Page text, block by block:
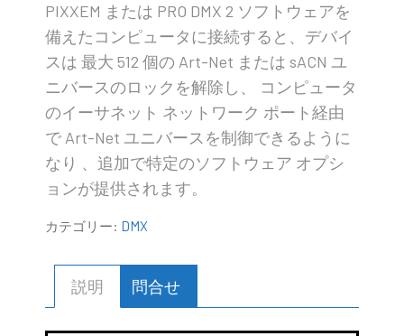
PIXXEM または PRO DMX 2 ソフトウェアを
備えたコンピュータに接続すると、デバイ
スは 最大 512 個の Art-Net または sACN ユ
ニバースのロックを解除し、 コンピュータ
のイーサネット ネットワーク ポート経由
で Art-Net ユニバースを制御できるように
なり 、追加で特定のソフトウェア オプシ
ョンが提供されます。
カテゴリー: DMX
説明 問合せ